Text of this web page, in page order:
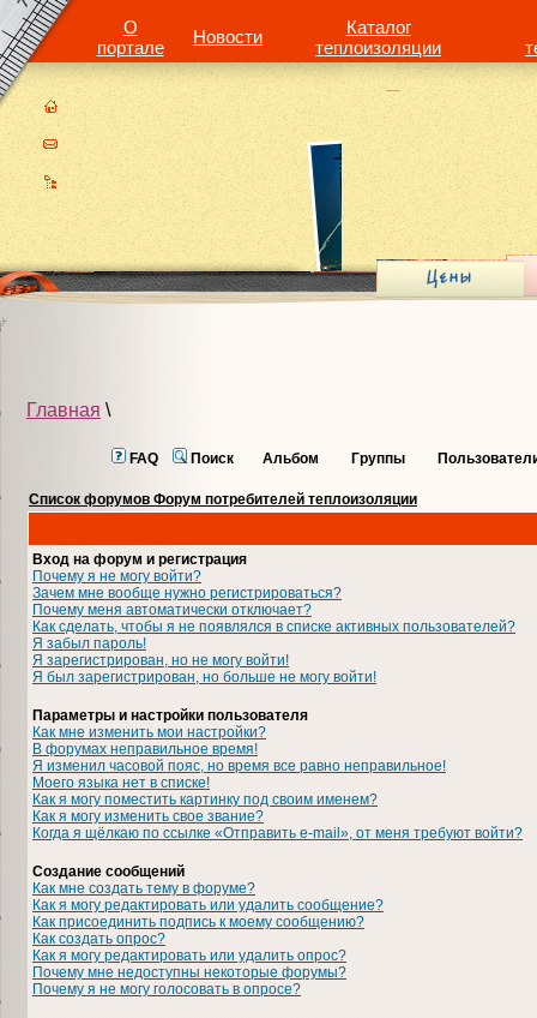
О
портале
Новости
Каталог
теплоизоляции
Главная \
FAQ Поиск Альбом Группы
Список форумов Форум потребителей теплоизоляции
Вход на форум и регистрация
Почему я не могу войти?
Зачем мне вообще нужно регистрироваться?
Почему меня автоматически отключает?
Как сделать, чтобы я не появлялся в списке активных пользователей?
Я забыл пароль!
Я зарегистрирован, но не могу войти!
Я был зарегистрирован, но больше не могу войти!
Параметры и настройки пользователя
Как мне изменить мои настройки?
В форумах неправильное время!
Я изменил часовой пояс, но время все равно неправильное!
Моего языка нет в списке!
Как я могу поместить картинку под своим именем?
Как я могу изменить свое звание?
Когда я щёлкаю по ссылке «Отправить e-mail», от меня требуют войти?
Создание сообщений
Как мне создать тему в форуме?
Как я могу редактировать или удалить сообщение?
Как присоединить подпись к моему сообщению?
Как создать опрос?
Как я могу редактировать или удалить опрос?
Почему мне недоступны некоторые форумы?
Почему я не могу голосовать в опросе?